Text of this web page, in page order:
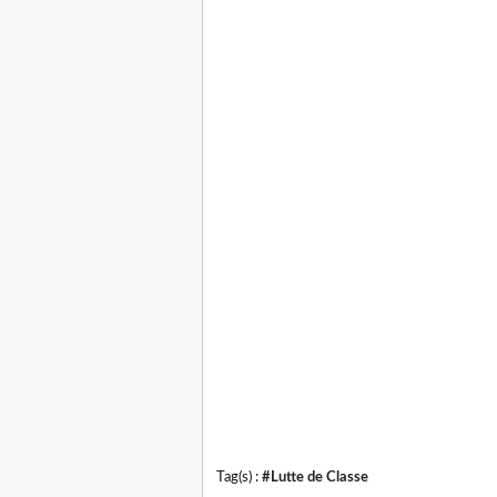
Tag(s) : #Lutte de Classe